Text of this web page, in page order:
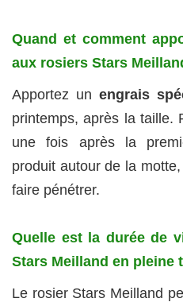
Quand et comment
aux rosiers Stars
Apportez un engrais
printemps, après la taille.
une fois après la
produit autour de la
faire pénétrer.
Quelle est la durée de
Stars Meilland en pleine
Le rosier Stars Meilland